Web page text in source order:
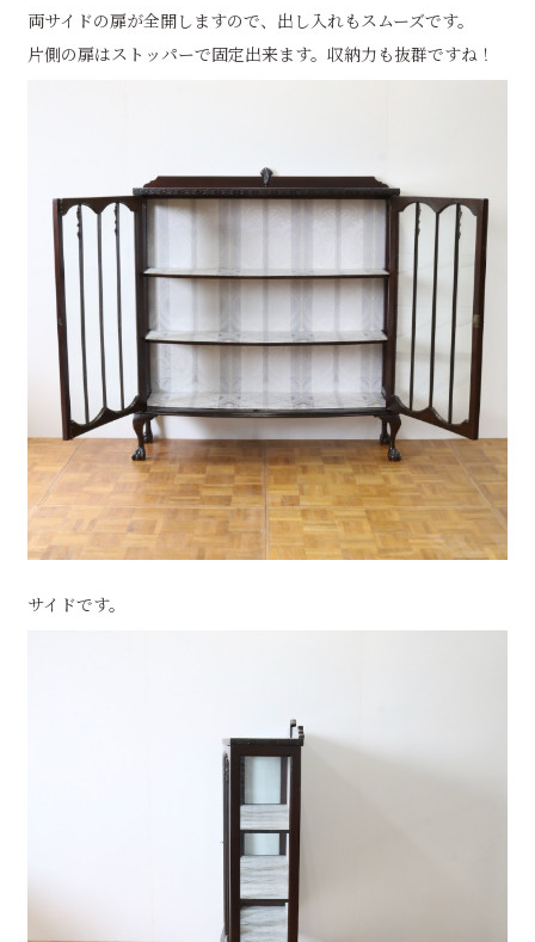
両サイドの扉が全開しますので、出し入れもスムーズです。
片側の扉はストッパーで固定出来ます。収納力も抜群ですね！
サイドです。